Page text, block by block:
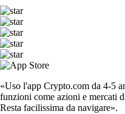
«Uso l'app Crypto.com da 4-5
funzioni come azioni e mercati
Resta facilissima da navigare».